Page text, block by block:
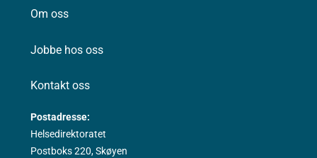
Om oss
Jobbe hos oss
Kontakt oss
Postadresse:
Helsedirektoratet
Postboks 220, Skøyen